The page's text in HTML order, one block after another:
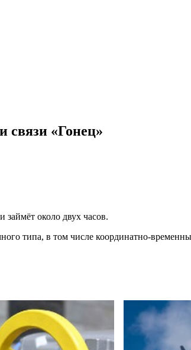
связи «Гонец»
займёт около двух часов.
типа, в том числе координатно-